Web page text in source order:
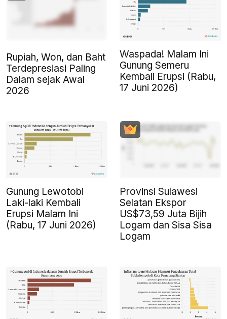
Rupiah, Won, dan Baht
Terdepresiasi Paling
Dalam sejak Awal
2026
Waspada! Malam Ini
Gunung Semeru
Kembali Erupsi (Rabu,
17 Juni 2026)
Gunung Lewotobi
Laki-laki Kembali
Erupsi Malam Ini
(Rabu, 17 Juni 2026)
Provinsi Sulawesi
Selatan Ekspor
US$73,59 Juta Bijih
Logam dan Sisa Sisa
Logam